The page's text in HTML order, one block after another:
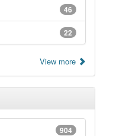
46
22
View more
904